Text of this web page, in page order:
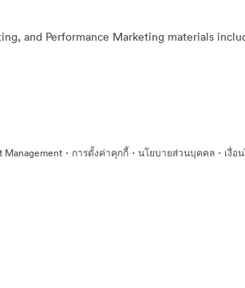
and Performance Marketing materials
Management · การตั้งค่าคุกกี้· นโยบายส่วนบุคคล · เงื่อ